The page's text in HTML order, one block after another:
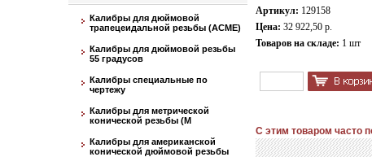
Калибры для дюймовой
трапецеидальной резьбы (АСМЕ)
Калибры для дюймовой резьбы
55 градусов
Калибры специальные по
чертежу
Калибры для метрической
конической резьбы (М
Калибры для американской
конической дюймовой резьбы
Артикул: 129158
Цена: 32 922,50 р.
Товаров на складе: 1 шт
С этим товаром часто